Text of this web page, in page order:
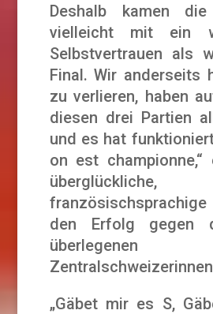
Deshalb kamen die
vielleicht mit ein
Selbstvertrauen als
Final. Wir anderseits
zu verlieren, haben
diesen drei Partien
und es hat
on est championne,“
überglückliche,
den Erfolg gegen
überlegenen
„Gäbet mir es S,